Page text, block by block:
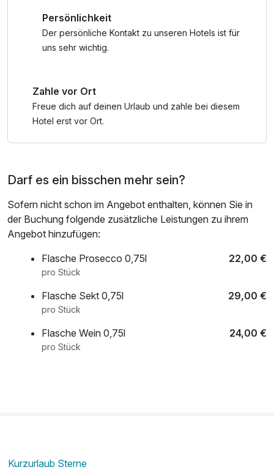
unserem Wellnessangebot im Sporthotel am Semmering
Persönlichkeit
Der persönliche Kontakt zu unseren Hotels ist für
uns sehr wichtig.
Zahle vor Ort
Freue dich auf deinen Urlaub und zahle bei diesem
Hotel erst vor Ort.
Darf es ein bisschen mehr sein?
Sofern nicht schon im Angebot enthalten, können Sie in
der Buchung folgende zusätzliche Leistungen zu ihrem
Angebot hinzufügen:
Flasche Prosecco 0,75l
22,00 €
pro Stück
Flasche Sekt 0,75l 29,00 €
pro Stück
Flasche Wein 0,75l 24,00 €
pro Stück
Wanderjause
Kurzurlaub Sterne